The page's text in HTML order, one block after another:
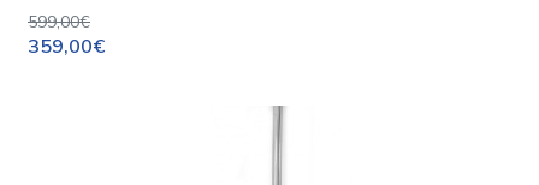
599,00€
359,00€